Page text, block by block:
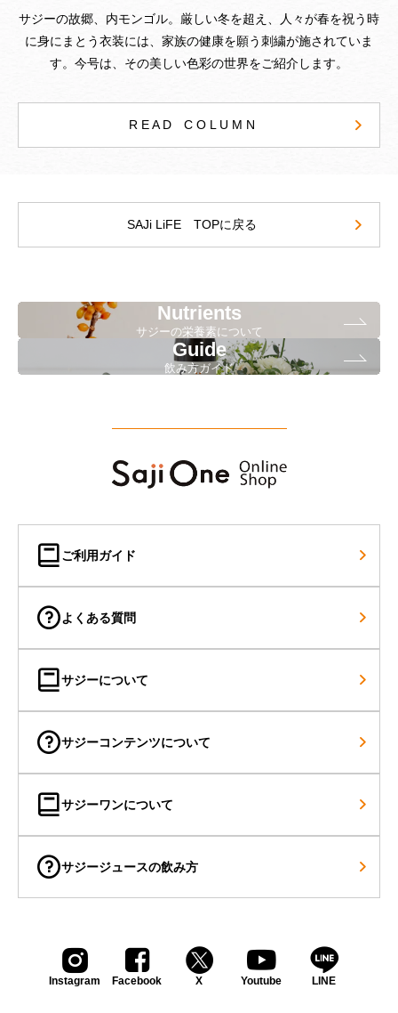
サジーの故郷、内モンゴル。厳しい冬を超え、人々が春を祝う時
に身にまとう衣装には、家族の健康を願う刺繍が施されていま
す。今号は、その美しい色彩の世界をご紹介します。
R E A D C O L U M N
SAJi LiFE TOPに戻る
Nutrients
サジーの栄養素について
Guide
飲み方ガイド
ご利用ガイド
よくある質問
サジーについて
サジーコンテンツについて
サジーワンについて
サジージュースの飲み方
Instagram Facebook X Youtube LINE